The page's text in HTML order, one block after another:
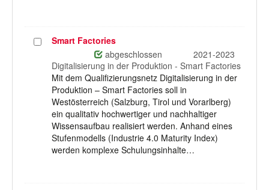
ProjektSmart Factories
abgeschlossen
2021-2023
Digitalisierung in der Produktion - Smart Factories
Mit dem Qualifizierungsnetz Digitalisierung in der
Produktion – Smart Factories soll in
Westösterreich (Salzburg, Tirol und Vorarlberg)
ein qualitativ hochwertiger und nachhaltiger
Wissensaufbau realisiert werden. Anhand eines
Stufenmodells (Industrie 4.0 Maturity Index)
werden komplexe Schulungsinhalte…